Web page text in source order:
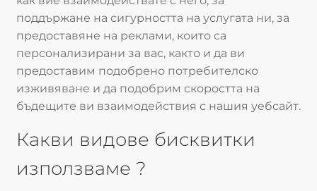
поддържане на сигурността на услугата ни, за
предоставяне на реклами, които са
персонализирани за вас, както и да ви
предоставим подобрено потребителско
изживяване и да подобрим скоростта на
бъдещите ви взаимодействия с нашия уебсайт.
Какви видове бисквитки
използваме ?